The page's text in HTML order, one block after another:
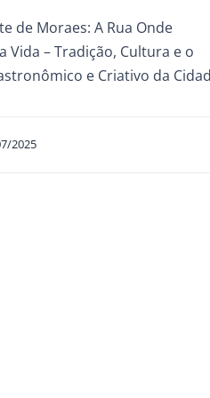
de Moraes: A Rua Onde
Vida – Tradição, Cultura e o
e Criativo da
2025